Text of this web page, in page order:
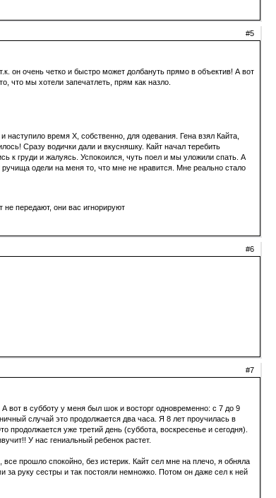
#5
он очень четко и быстро может долбануть прямо в объектив! А вот
что мы хотели запечатлеть, прям как назло.
время Х, собственно, для одевания. Гена взял Кайта,
Сразу водички дали и вкусняшку. Кайт начал теребить
к груди и жалуясь. Успокоился, чуть поел и мы уложили спать. А
одели на меня то, что мне не нравится. Мне реально стало
передают, они вас игнорируют
#6
#7
в субботу у меня был шок и восторг одновременно: с 7 до 9
случай это продолжается два часа. Я 8 лет проучилась в
уже третий день (суббота, воскресенье и сегодня).
У нас гениальный ребенок растет.
прошло спокойно, без истерик. Кайт сел мне на плечо, я обняла
за руку сестры и так постояли немножко. Потом он даже сел к ней